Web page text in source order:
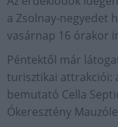
a Zsolnay-negyedet
vasárnap 16 órakor
Péntektől már
turisztikai attrakciói:
bemutató Cella
Ókeresztény